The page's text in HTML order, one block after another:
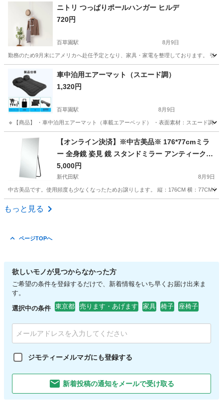
東京 杉並区 西荻窪駅 寝具
ニトリ つっぱりポールハンガー ヒルデ
720円
百草園駅 8月9日
勤務のため9月末にアメリカへ赴任予定となり、家具・家電を整理しております。 引
日野市 百草園駅 つっぱり
車中泊用エアーマット（スエード調）
1,320円
百草園駅 8月9日
🔹【商品】 ・車中泊用エアーマット（車載エアーベッド） ・表面素材：スエード調
東京 日野市 百草園駅 ベッド 車中泊
【オンライン決済】※中古美品※ 176*77cmミラ
ー 全身鏡 姿見 鏡 スタンドミラー アンティークミ
ラー 全身ミラー 壁掛け かがみ
5,000円
新代田駅 8月9日
中古美品です。使用頻度も少なくなったためお譲りします。 縦：176CM 横：77CM
東京 世田谷区
もっと見る
ページTOPへ
欲しいモノが見つからなかった方
ご希望の条件を登録するだけで、新着情報をいち早くお届け出来ま
す。
選択中の条件 東京都 売ります・あげます 家具 椅子 座椅子
ジモティーメルマガにも登録する
新着投稿の通知をメールで受け取る